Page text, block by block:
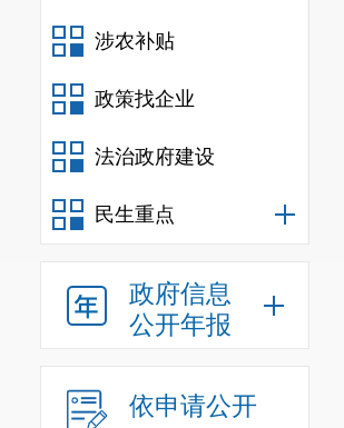
涉农补贴
政策找企业
法治政府建设
民生重点
政府信息
公开年报
依申请公开